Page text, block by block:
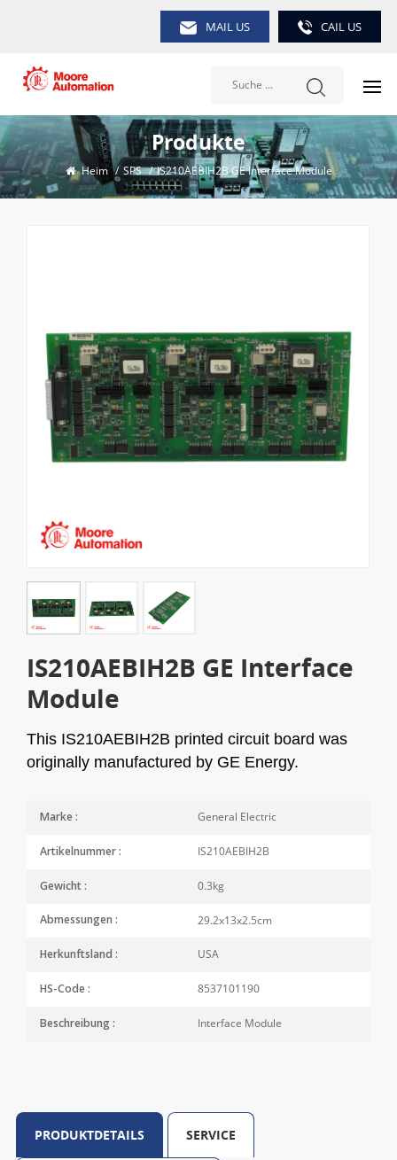
MAIL US CAIL US
Produkte
Heim / SPS / IS210AEBIH2B GE Interface Module
IS210AEBIH2B GE Interface
Module
This IS210AEBIH2B printed circuit board was
originally manufactured by GE Energy.
Marke : General Electric
Artikelnummer : IS210AEBIH2B
Gewicht : 0.3kg
Abmessungen : 29.2x13x2.5cm
Herkunftsland : USA
HS-Code : 8537101190
Beschreibung : Interface Module
PRODUKTDETAILS SERVICE